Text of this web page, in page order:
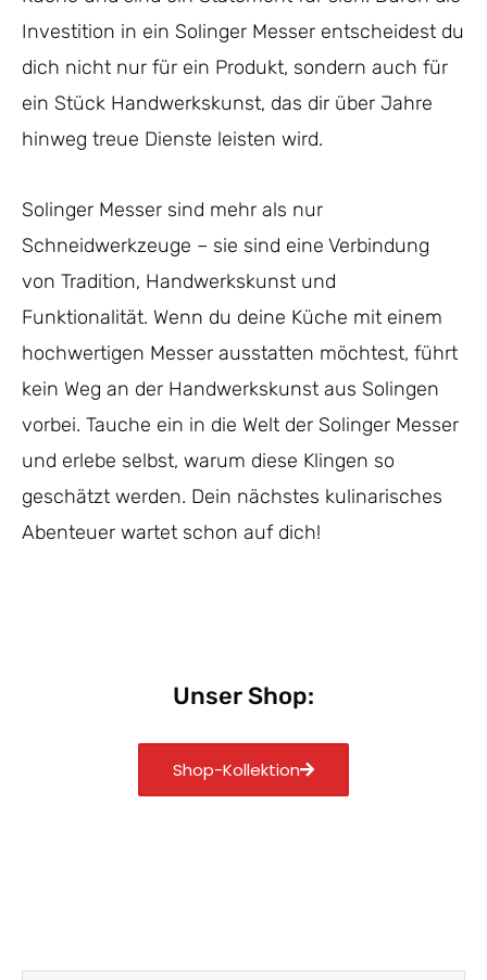
Investition in ein Solinger Messer entscheidest du
dich nicht nur für ein Produkt, sondern auch für
ein Stück Handwerkskunst, das dir über Jahre
hinweg treue Dienste leisten wird.
Solinger Messer sind mehr als nur
Schneidwerkzeuge – sie sind eine Verbindung
von Tradition, Handwerkskunst und
Funktionalität. Wenn du deine Küche mit einem
hochwertigen Messer ausstatten möchtest, führt
kein Weg an der Handwerkskunst aus Solingen
vorbei. Tauche ein in die Welt der Solinger Messer
und erlebe selbst, warum diese Klingen so
geschätzt werden. Dein nächstes kulinarisches
Abenteuer wartet schon auf dich!
Unser Shop:
Shop-Kollektion